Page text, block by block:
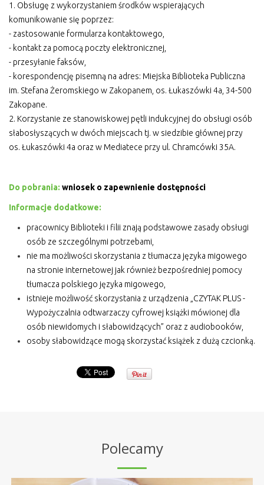
1. Obsługę z wykorzystaniem środków wspierających
komunikowanie się poprzez:
- zastosowanie formularza kontaktowego,
- kontakt za pomocą poczty elektronicznej,
- przesyłanie faksów,
- korespondencję pisemną na adres: Miejska Biblioteka Publiczna
im. Stefana Żeromskiego w Zakopanem, os. Łukaszówki 4a, 34-500
Zakopane.
2. Korzystanie ze stanowiskowej pętli indukcyjnej do obsługi osób
słabosłyszących w dwóch miejscach tj. w siedzibie głównej przy
os. Łukaszówki 4a oraz w Mediatece przy ul. Chramcówki 35A.
Do pobrania: wniosek o zapewnienie dostępności
Informacje dodatkowe:
pracownicy Biblioteki i filii znają podstawowe zasady obsługi
osób ze szczególnymi potrzebami,
nie ma możliwości skorzystania z tłumacza języka migowego
na stronie internetowej jak również bezpośredniej pomocy
tłumacza polskiego języka migowego,
istnieje możliwość skorzystania z urządzenia „CZYTAK PLUS -
Wypożyczalnia odtwarzaczy cyfrowej książki mówionej dla
osób niewidomych i słabowidzących” oraz z audiobooków,
osoby słabowidzące mogą skorzystać książek z dużą czcionką.
Polecamy